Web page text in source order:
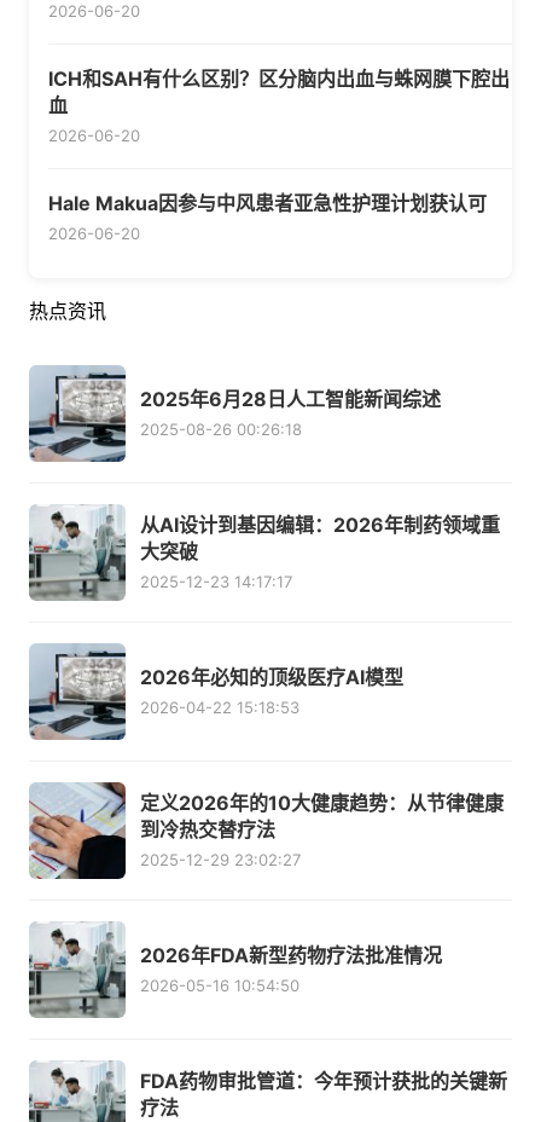
2026-06-20
ICH和SAH有什么区别？区分脑内出血与蛛网膜下腔出
血
2026-06-20
Hale Makua因参与中风患者亚急性护理计划获认可
2026-06-20
热点资讯
2025年6月28日人工智能新闻综述
2025-08-26 00:26:18
从AI设计到基因编辑：2026年制药领域重
大突破
2025-12-23 14:17:17
2026年必知的顶级医疗AI模型
2026-04-22 15:18:53
定义2026年的10大健康趋势：从节律健康
到冷热交替疗法
2025-12-29 23:02:27
2026年FDA新型药物疗法批准情况
2026-05-16 10:54:50
FDA药物审批管道：今年预计获批的关键新
疗法